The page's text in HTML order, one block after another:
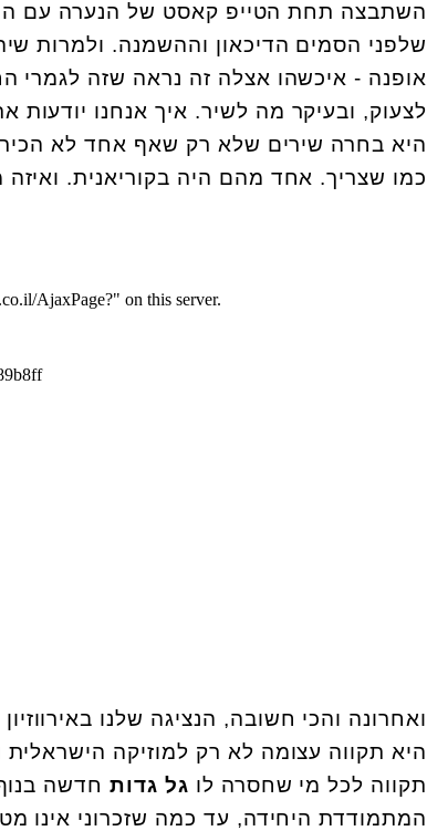
השתבצה תחת הטייפ קאסט של הנערה עם
שלפני הסמים הדיכאון וההשמנה. ולמרות
אופנה - איכשהו אצלה זה נראה שזה
לצעוק, ובעיקר מה לשיר. איך אנחנו
היא בחרה שירים שלא רק שאף אחד לא
כמו שצריך. אחד מהם היה בקוריאנית. ואיזה
ואחרונה והכי חשובה, הנציגה שלנו באירווזיון 2020:
היא תקווה עצומה לא רק למוזיקה
תקווה לכל מי שחסרה לו גל גדותחדשה בנוף
המתמודדת היחידה, עד כמה שזכרוני אינו